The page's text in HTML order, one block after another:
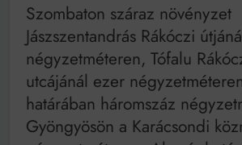
Szombaton száraz növényzet
Jászszentandrás Rákóczi
négyzetméteren, Tófalu
utcájánál ezer
határában háromszáz
Gyöngyösön a Karácsondi